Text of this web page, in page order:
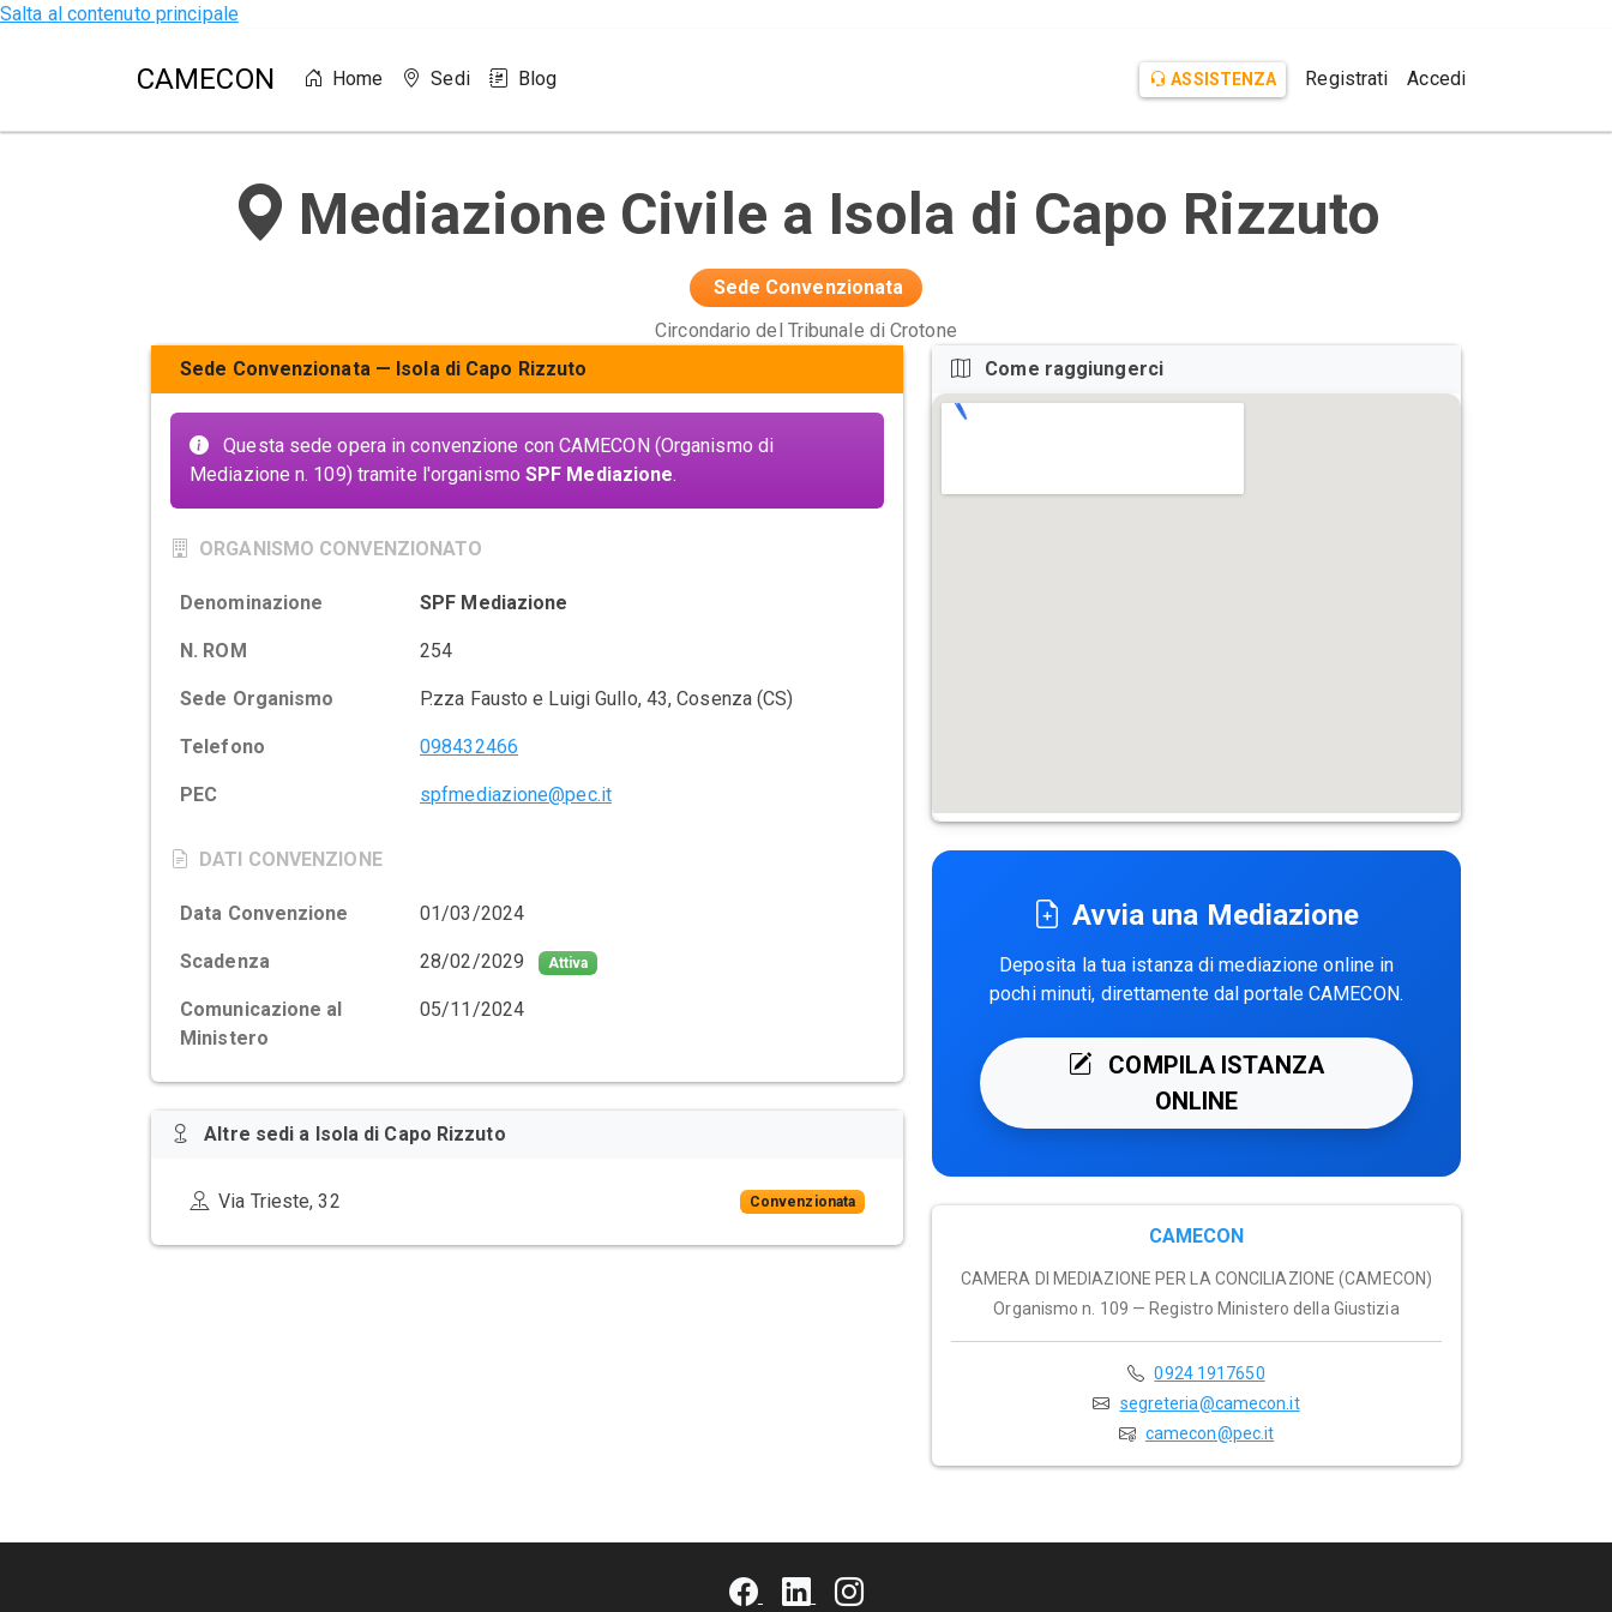
Salta al contenuto principale
CAMECON Home Sedi Blog ASSISTENZA Registrati Accedi
Mediazione Civile a Isola di Capo Rizzuto
Sede Convenzionata
Circondario del Tribunale di Crotone
Sede Convenzionata — Isola di Capo Rizzuto
Questa sede opera in convenzione con CAMECON (Organismo di
Mediazione n. 109) tramite l'organismo SPF Mediazione.
ORGANISMO CONVENZIONATO
Denominazione SPF Mediazione
N. ROM 254
Sede Organismo P.zza Fausto e Luigi Gullo, 43, Cosenza (CS)
Telefono 098432466
PEC spfmediazione@pec.it
DATI CONVENZIONE
Data Convenzione 01/03/2024
Scadenza 28/02/2029 Attiva
Comunicazione al
Ministero
05/11/2024
Altre sedi a Isola di Capo Rizzuto
Via Trieste, 32 Convenzionata
Come raggiungerci
Avvia una Mediazione
Deposita la tua istanza di mediazione online in
pochi minuti, direttamente dal portale CAMECON.
COMPILA ISTANZA
ONLINE
CAMECON
CAMERA DI MEDIAZIONE PER LA CONCILIAZIONE (CAMECON)
Organismo n. 109 — Registro Ministero della Giustizia
0924 1917650
segreteria@camecon.it
camecon@pec.it